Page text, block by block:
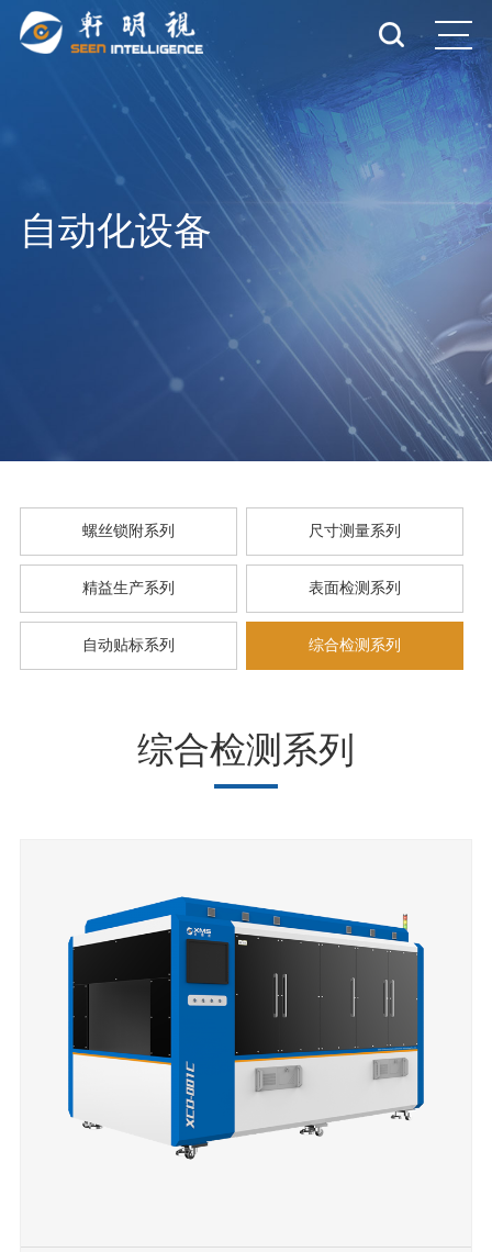
自动化设备
螺丝锁附系列 尺寸测量系列
精益生产系列 表面检测系列
自动贴标系列 综合检测系列
综合检测系列